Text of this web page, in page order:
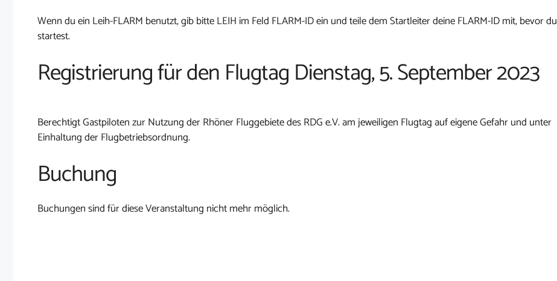
Wenn du ein Leih-FLARM benutzt, gib bitte LEIH im Feld FLARM-ID ein und teile dem Startleiter deine FLARM-ID mit, bevor du
startest.
Registrierung für den Flugtag Dienstag, 5. September 2023
Berechtigt Gastpiloten zur Nutzung der Rhöner Fluggebiete des RDG e.V. am jeweiligen Flugtag auf eigene Gefahr und unter
Einhaltung der Flugbetriebsordnung.
Buchung
Buchungen sind für diese Veranstaltung nicht mehr möglich.